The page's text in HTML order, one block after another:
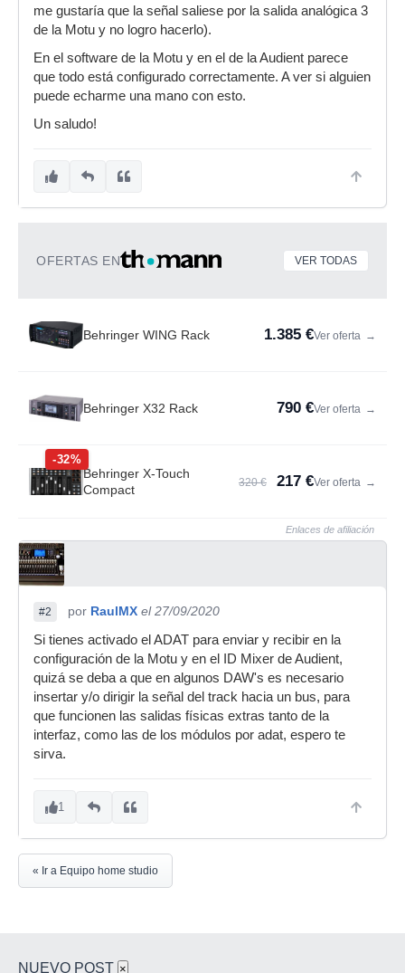
me gustaría que la señal saliese por la salida analógica 3
de la Motu y no logro hacerlo).
En el software de la Motu y en el de la Audient parece
que todo está configurado correctamente. A ver si alguien
puede echarme una mano con esto.
Un saludo!
OFERTAS EN VER TODAS
Behringer WING Rack 1.385 €Ver oferta →
Behringer X32 Rack 790 €Ver oferta →
-32%
Behringer X-Touch
Compact
320 € 217 €Ver oferta →
Enlaces de afiliación
#2 por RaulMX el 27/09/2020
Si tienes activado el ADAT para enviar y recibir en la
configuración de la Motu y en el ID Mixer de Audient,
quizá se deba a que en algunos DAW's es necesario
insertar y/o dirigir la señal del track hacia un bus, para
que funcionen las salidas físicas extras tanto de la
interfaz, como las de los módulos por adat, espero te
sirva.
1
« Ir a Equipo home studio
NUEVO POST ×